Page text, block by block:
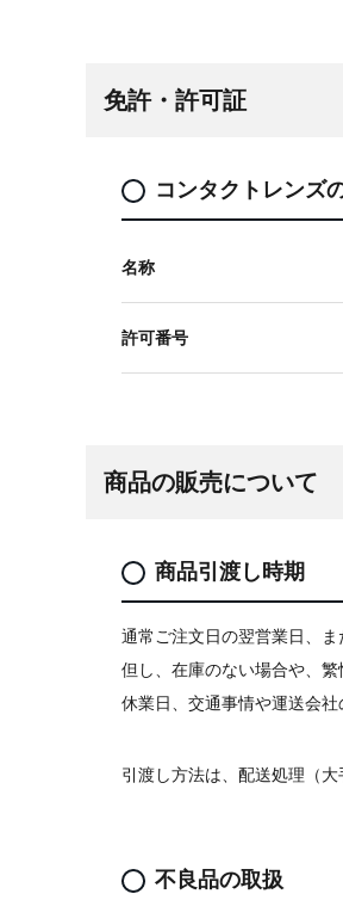
免許・許可証
コンタクトレンズ
名称
許可番号
商品の販売について
商品引渡し時期
通常ご注文日の翌営業日、ま
但し、在庫のない場合や、
休業日、交通事情や運送会
引渡し方法は、配送処理（大
不良品の取扱